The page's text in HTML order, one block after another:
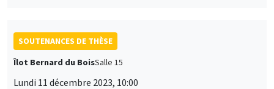
SOUTENANCES DE THÈSE
Îlot Bernard du BoisSalle 15
Lundi 11 décembre 2023, 10:00